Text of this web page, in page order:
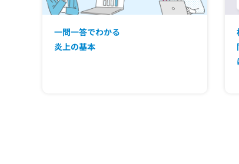
一問一答でわかる
炎上の基本